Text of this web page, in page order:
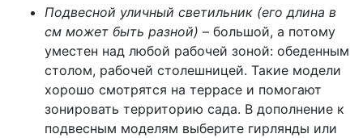
Подвесной уличный светильник (его длина в
см может быть разной) – большой, а потому
уместен над любой рабочей зоной: обеденным
столом, рабочей столешницей. Такие модели
хорошо смотрятся на террасе и помогают
зонировать территорию сада. В дополнение к
подвесным моделям выберите гирлянды или